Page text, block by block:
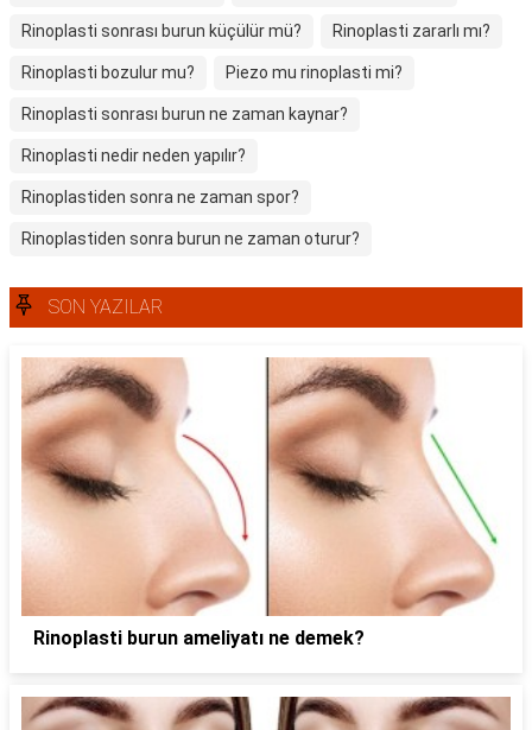
Rinoplasti sonrası burun küçülür mü? Rinoplasti zararlı mı?
Rinoplasti bozulur mu? Piezo mu rinoplasti mi?
Rinoplasti sonrası burun ne zaman kaynar?
Rinoplasti nedir neden yapılır?
Rinoplastiden sonra ne zaman spor?
Rinoplastiden sonra burun ne zaman oturur?
SON YAZILAR
Rinoplasti burun ameliyatı ne demek?